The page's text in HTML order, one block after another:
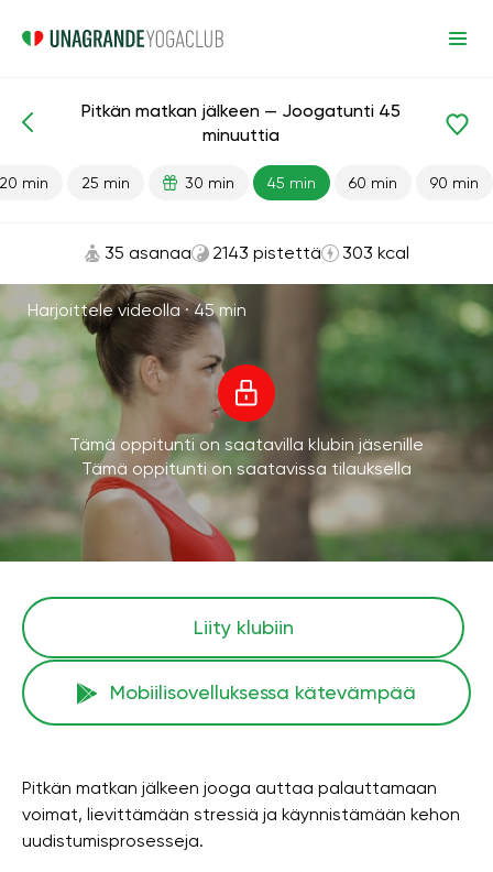
Matka
Pitkän matkan jälkeen — Joogatunti 45
minuuttia
20 min 25 min 30 min 45 min 60 min 90 min
35 asanaa 2143 pistettä 303 kcal
Harjoittele videolla ·45 min
Tämä oppitunti on saatavilla klubin jäsenille
Tämä oppitunti on saatavissa tilauksella
Liity klubiin
Mobiilisovelluksessa kätevämpää
Pitkän matkan jälkeen jooga auttaa palauttamaan
voimat, lievittämään stressiä ja käynnistämään kehon
uudistumisprosesseja.